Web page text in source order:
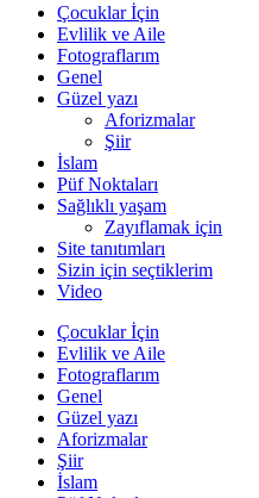
Çocuklar İçin
Evlilik ve Aile
Fotograflarım
Genel
Güzel yazı
Aforizmalar
Şiir
İslam
Püf Noktaları
Sağlıklı yaşam
Zayıflamak için
Site tanıtımları
Sizin için seçtiklerim
Video
Çocuklar İçin
Evlilik ve Aile
Fotograflarım
Genel
Güzel yazı
Aforizmalar
Şiir
İslam